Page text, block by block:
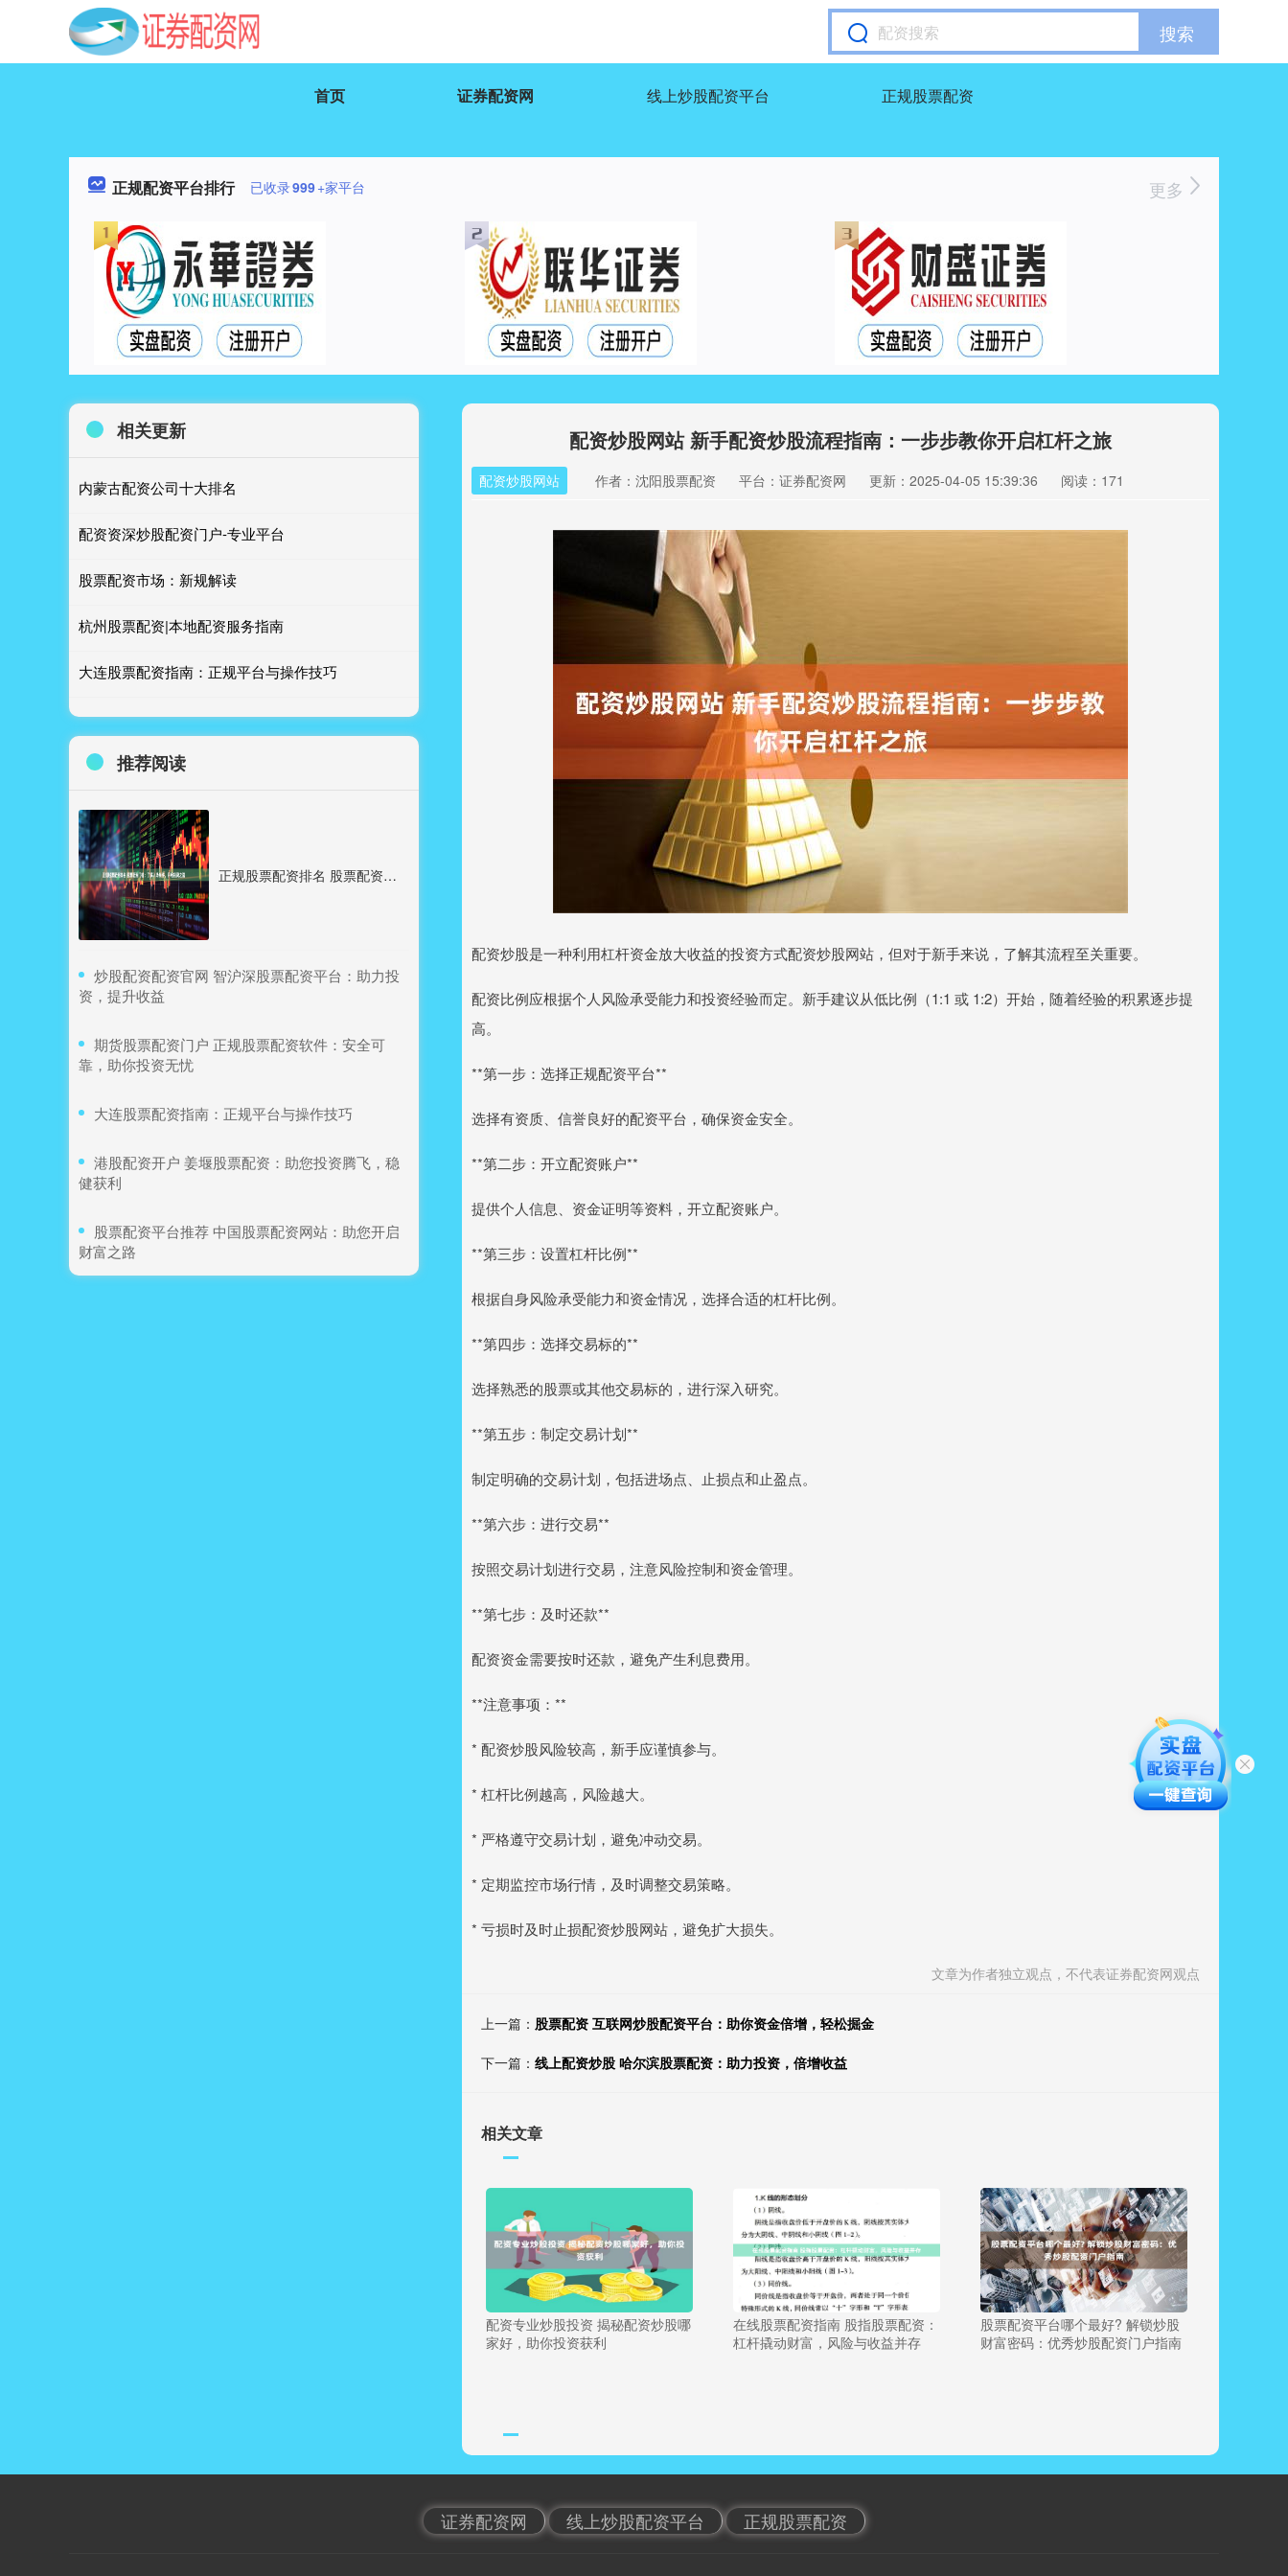
搜索
首页 证券配资网 线上炒股配资平台 正规股票配资
正规配资平台排行 已收录999+家平台 更多
配资炒股网站 新手配资炒股流程指南：一步步教你开启杠杆之旅
配资炒股网站 作者：沈阳股票配资 平台：证券配资网 更新：2025-04-05 15:39:36 阅读：171
配资炒股是一种利用杠杆资金放大收益的投资方式配资炒股网站，但对于新手来说，了解其流程至关重要。
配资比例应根据个人风险承受能力和投资经验而定。新手建议从低比例（1:1 或 1:2）开始，随着经验的积累逐步提
高。
**第一步：选择正规配资平台**
选择有资质、信誉良好的配资平台，确保资金安全。
**第二步：开立配资账户**
提供个人信息、资金证明等资料，开立配资账户。
**第三步：设置杠杆比例**
根据自身风险承受能力和资金情况，选择合适的杠杆比例。
**第四步：选择交易标的**
选择熟悉的股票或其他交易标的，进行深入研究。
**第五步：制定交易计划**
制定明确的交易计划，包括进场点、止损点和止盈点。
**第六步：进行交易**
按照交易计划进行交易，注意风险控制和资金管理。
**第七步：及时还款**
配资资金需要按时还款，避免产生利息费用。
**注意事项：**
* 配资炒股风险较高，新手应谨慎参与。
* 杠杆比例越高，风险越大。
* 严格遵守交易计划，避免冲动交易。
* 定期监控市场行情，及时调整交易策略。
* 亏损时及时止损配资炒股网站，避免扩大损失。
文章为作者独立观点，不代表证券配资网观点
上一篇： 股票配资 互联网炒股配资平台：助你资金倍增，轻松掘金
下一篇： 线上配资炒股 哈尔滨股票配资：助力投资，倍增收益
相关文章
配资专业炒股投资 揭秘配资炒股哪
家好，助你投资获利
在线股票配资指南 股指股票配资：
杠杆撬动财富，风险与收益并存
股票配资平台哪个最好? 解锁炒股
财富密码：优秀炒股配资门户指南
相关更新
内蒙古配资公司十大排名
配资资深炒股配资门户-专业平台
股票配资市场：新规解读
杭州股票配资|本地配资服务指南
大连股票配资指南：正规平台与操作技巧
推荐阅读
正规股票配资排名 股票配资门槛：了解入场条件，开启投资之路
​炒股配资配资官网 智沪深股票配资平台：助力投
资，提升收益
​期货股票配资门户 正规股票配资软件：安全可
靠，助你投资无忧
​大连股票配资指南：正规平台与操作技巧
​港股配资开户 姜堰股票配资：助您投资腾飞，稳
健获利
​股票配资平台推荐 中国股票配资网站：助您开启
财富之路
证券配资网 线上炒股配资平台 正规股票配资